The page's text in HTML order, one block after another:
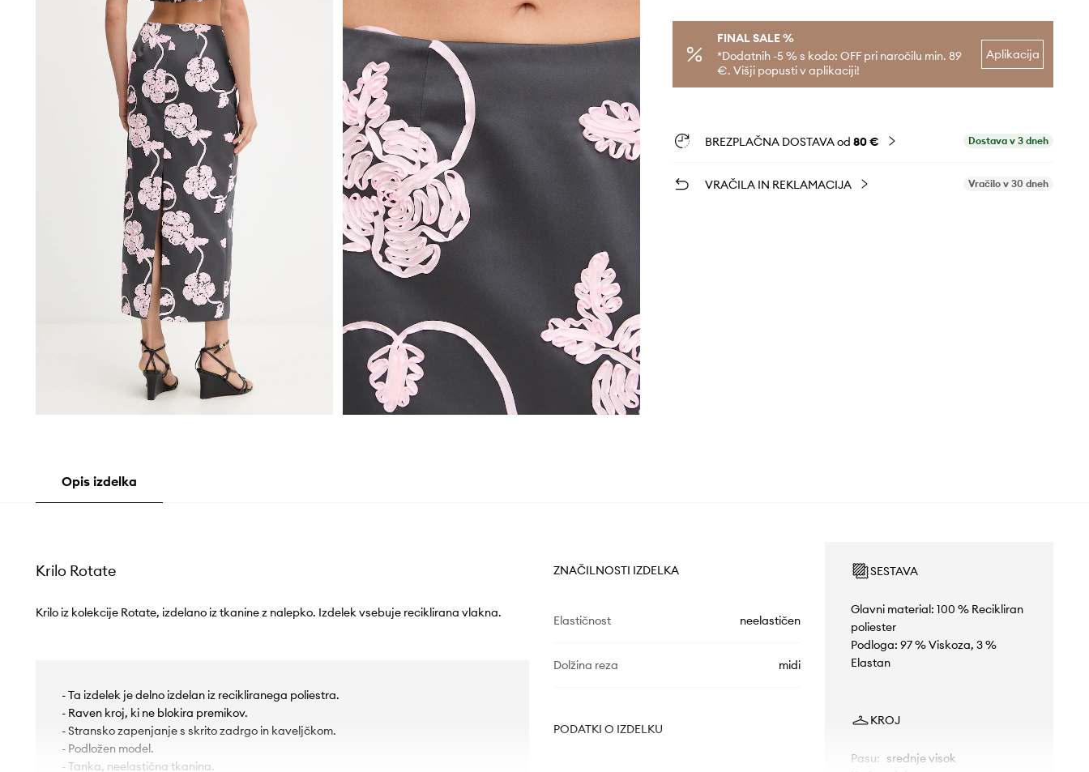
FINAL SALE %
*Dodatnih -5 % s kodo: OFF pri naročilu min. 89
€. Višji popusti v aplikaciji!
Aplikacija
BREZPLAČNA DOSTAVA od 80 € Dostava v 3 dneh
VRAČILA IN REKLAMACIJA Vračilo v 30 dneh
Opis izdelka
Krilo Rotate
Krilo iz kolekcije Rotate, izdelano iz tkanine z nalepko. Izdelek vsebuje reciklirana vlakna.
- Ta izdelek je delno izdelan iz recikliranega poliestra.
- Raven kroj, ki ne blokira premikov.
- Stransko zapenjanje s skrito zadrgo in kaveljčkom.
- Podložen model.
- Tanka, neelastična tkanina.
ZNAČILNOSTI IZDELKA
Elastičnost neelastičen
Dolžina reza midi
PODATKI O IZDELKU
SESTAVA
Glavni material: 100 % Recikliran
poliester
Podloga: 97 % Viskoza, 3 %
Elastan
KROJ
Pasu: srednje visok